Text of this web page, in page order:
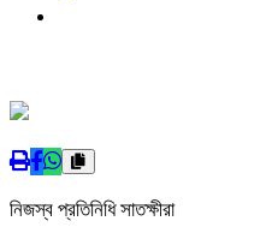
নিজস্ব প্রতিনিধি সাতক্ষীরা